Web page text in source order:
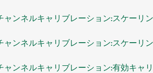
ャンネルキャリブレーション:スケーリ
ンネルキャリブレーション:スケーリ
ンネルキャリブレーション:有効キャ